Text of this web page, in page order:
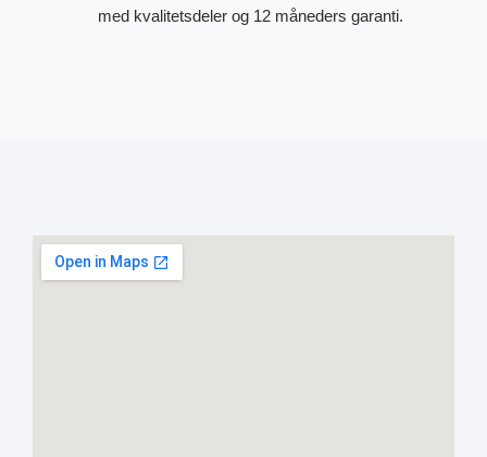
med kvalitetsdeler og 12 måneders garanti.